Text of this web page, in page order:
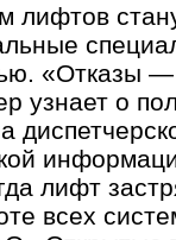
лифтов
«Отказы
узнает о
лифт
всех